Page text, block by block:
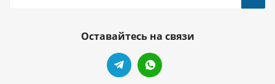
Оставайтесь на связи